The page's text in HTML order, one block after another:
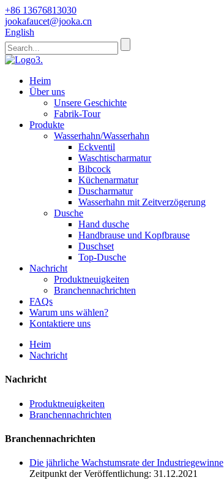
+86 13676813030
jookafaucet@jooka.cn
English
Heim
Über uns
Unsere Geschichte
Fabrik-Tour
Produkte
Wasserhahn/Wasserhahn
Eckventil
Waschtischarmatur
Bibcock
Küchenarmatur
Duscharmatur
Wasserhahn mit Zeitverzögerung
Dusche
Hand dusche
Handbrause und Kopfbrause
Duschset
Top-Dusche
Nachricht
Produktneuigkeiten
Branchennachrichten
FAQs
Warum uns wählen?
Kontaktiere uns
Heim
Nachricht
Nachricht
Produktneuigkeiten
Branchennachrichten
Branchennachrichten
Die jährliche Wachstumsrate der Industriegewinne
Zeitpunkt der Veröffentlichung: 31.12.2021